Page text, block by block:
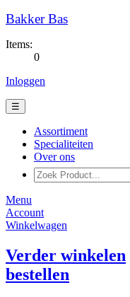
Bakker Bas
Items:
0
Inloggen
☰
Assortiment
Specialiteiten
Over ons
Menu
Account
Winkelwagen
Verder winkelen
bestellen